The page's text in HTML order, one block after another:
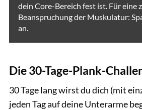
dein Core-Bereich fest ist. Für eine
Beanspruchung der Muskulatur:
an.
Die 30-Tage-Plank-
30 Tage lang wirst du dich (mit
jeden Tag auf deine Unterarme